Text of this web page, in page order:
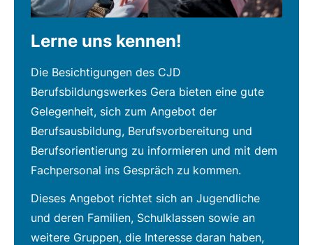
Lerne uns kennen!
Die Besichtigungen des CJD
Berufsbildungswerkes Gera bieten eine gute
Gelegenheit, sich zum Angebot der
Berufsausbildung, Berufsvorbereitung und
Berufsorientierung zu informieren und mit dem
Fachpersonal ins Gespräch zu kommen.
Dieses Angebot richtet sich an Jugendliche
und deren Familien, Schulklassen sowie an
weitere Gruppen, die Interesse daran haben,